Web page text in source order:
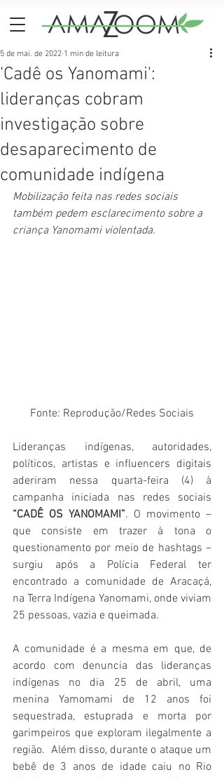
'Cadê os Yanomami':
lideranças cobram
investigação sobre
desaparecimento de
comunidade indígena
5 de mai. de 2022 1 min de leitura
Mobilização feita nas redes sociais
também pedem esclarecimento sobre a
criança Yanomami violentada.
Fonte: Reprodução/Redes Sociais
Lideranças indígenas, autoridades,
políticos, artistas e influencers digitais
aderiram nessa quarta-feira (4) à
campanha iniciada nas redes sociais
“CADÊ OS YANOMAMI”. O movimento –
que consiste em trazer à tona o
questionamento por meio de hashtags –
surgiu após a Polícia Federal ter
encontrado a comunidade de Aracaçá,
na Terra Indígena Yanomami, onde viviam
25 pessoas, vazia e queimada.
A comunidade é a mesma em que, de
acordo com denuncia das lideranças
indígenas no dia 25 de abril, uma
menina Yamomami de 12 anos foi
sequestrada, estuprada e morta por
garimpeiros que exploram ilegalmente a
região.  Além disso, durante o ataque um
bebê de 3 anos de idade caiu no Rio